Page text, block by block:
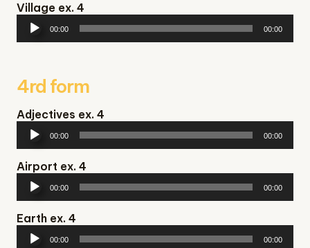
Village ex. 4
Аудіопрогравач
00:00 00:00
4rd form
Adjectives ex. 4
Аудіопрогравач
00:00 00:00
Airport ex. 4
Аудіопрогравач
00:00 00:00
Earth ex. 4
Аудіопрогравач
00:00 00:00